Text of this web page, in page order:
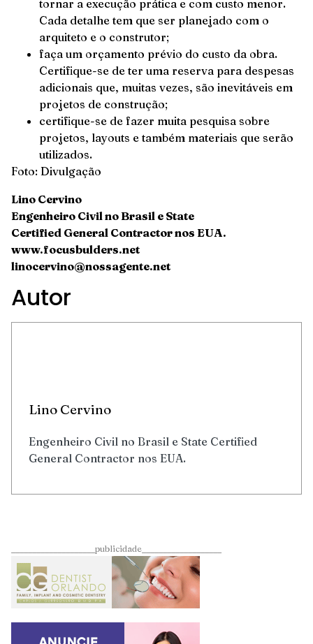
tornar a execução prática e com custo menor.
Cada detalhe tem que ser planejado com o
arquiteto e o construtor;
faça um orçamento prévio do custo da obra.
Certifique-se de ter uma reserva para despesas
adicionais que, muitas vezes, são inevitáveis ​​em
projetos de construção;
certifique-se de fazer muita pesquisa sobre
projetos, layouts e também materiais que serão
utilizados.
Foto: Divulgação
Lino Cervino
Engenheiro Civil no Brasil e State
Certified General Contractor nos EUA.
www.focusbulders.net
linocervino@nossagente.net
Autor
Lino Cervino
Engenheiro Civil no Brasil e State Certified
General Contractor nos EUA.
____________________publicidade___________________